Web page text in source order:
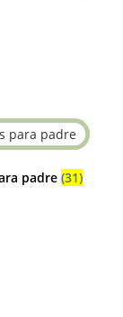
padre (31)